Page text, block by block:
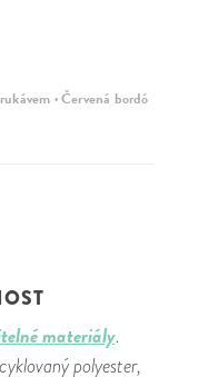
· Červená bordó
materiály.
polyester,